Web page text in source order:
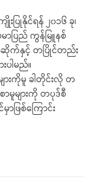
ြုနိုင်ရန် ၂၀၁၆ ခု၊
ပြည် ကွန်မြူနစ်
ဆိုက်နှင့် တပြိုင်တည်း
ါမည်။
ားကိုမူ ခါတိုင်းလို တ
မူများကို တပုဒ်စီ
ဖြစ်ကြောင်း